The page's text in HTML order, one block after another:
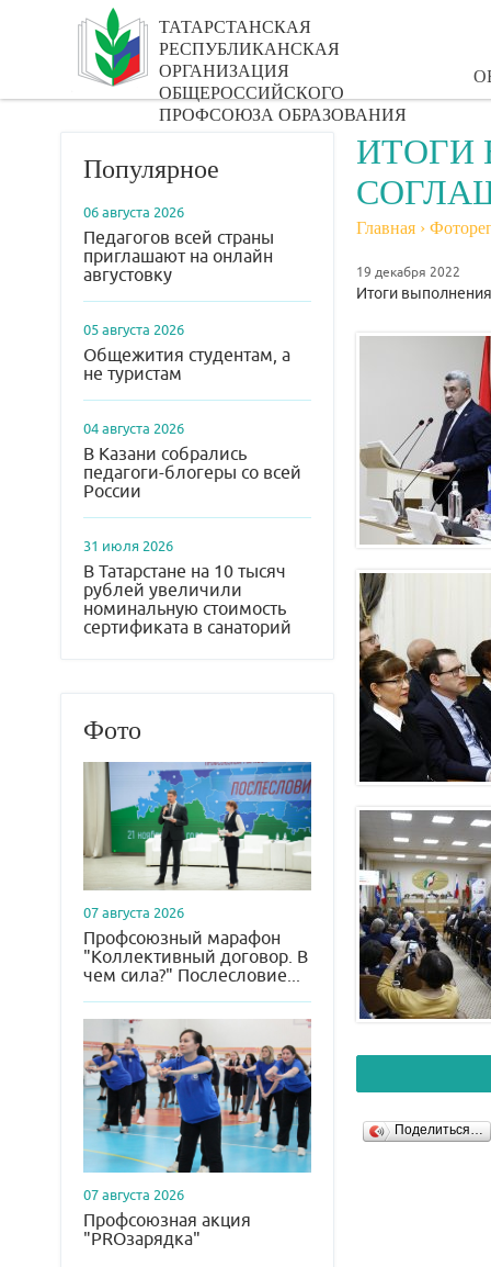
ТАТАРСТАНСКАЯ
РЕСПУБЛИКАНСКАЯ
ОРГАНИЗАЦИЯ
ОБЩЕРОССИЙСКОГО
ПРОФСОЮЗА ОБРАЗОВАНИЯ
Популярное
06 августа 2026
Педагогов всей страны
приглашают на онлайн
августовку
05 августа 2026
Общежития студентам, а
не туристам
04 августа 2026
В Казани собрались
педагоги-блогеры со всей
России
31 июля 2026
В Татарстане на 10 тысяч
рублей увеличили
номинальную стоимость
сертификата в санаторий
Фото
07 августа 2026
Профсоюзный марафон
"Коллективный договор. В
чем сила?" Послесловие...
07 августа 2026
Профсоюзная акция
"PROзарядка"
ИТОГИ
Главная ›
19 декабря 2022
Итоги
Поделиться…